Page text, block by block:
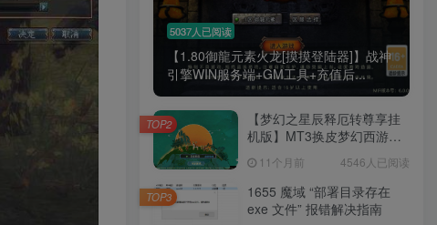
5037人已阅读
【1.80御龍元素火龙[摸摸登陆器]】战神
引擎WIN服务端+GM工具+充值后...
【梦幻之星辰释厄转尊享挂
机版】MT3换皮梦幻西游
+源码+架设教程
11个月前 4546人已阅读
TOP2
1655 魔域 “部署目录存在
exe 文件” 报错解决指南
TOP3